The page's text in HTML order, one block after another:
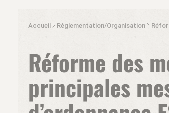
Accueil Réglementation/Organisation
Réforme des
principales